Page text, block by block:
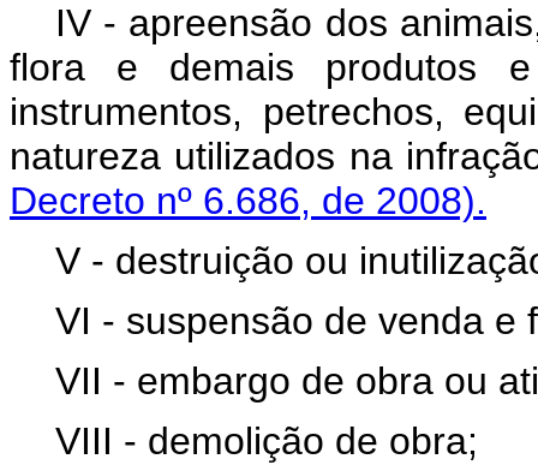
IV - apreensão dos
flora e demais produtos
instrumentos, petrechos,
natureza utilizados na
Decreto nº 6.686, de 2008).
V - destruição ou
VI - suspensão de venda e
VII - embargo de obra ou
VIII - demolição de obra;